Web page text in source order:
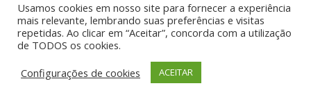
Por aí de Barraca - direitos reservados - Desenvolvido
por UIA WEB
Usamos cookies em nosso site para fornecer a experiência
mais relevante, lembrando suas preferências e visitas
repetidas. Ao clicar em “Aceitar”, concorda com a utilização
de TODOS os cookies.
Configurações de cookies
ACEITAR